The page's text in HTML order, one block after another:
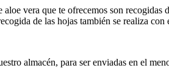
vera que te ofrecemos son
de las hojas también se realiza
almacén, para ser enviadas en el